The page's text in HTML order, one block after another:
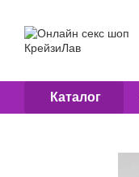
Каталог